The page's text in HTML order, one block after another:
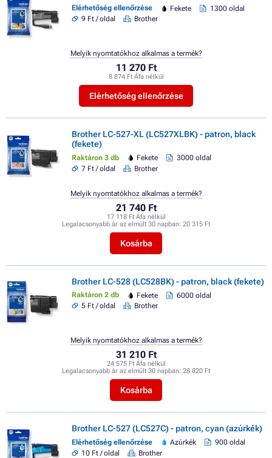
Elérhetőség ellenőrzése Fekete
1300 oldal
9 Ft / oldal
Brother
11 270 Ft
8 874 Ft Áfa nélkül
Elérhetőség ellenőrzése
Melyik nyomtatókhoz alkalmas a termék?
Brother LC-527-XL (LC527XLBK) - patron, black
(fekete)
Raktáron 3 db Fekete
3000 oldal
7 Ft / oldal
Brother
21 740 Ft
17 118 Ft Áfa nélkül
Legalacsonyabb ár az elmúlt 30 napban: 20 315 Ft
Kosárba
Melyik nyomtatókhoz alkalmas a termék?
Brother LC-528 (LC528BK) - patron, black (fekete)
Raktáron 2 db Fekete
6000 oldal
5 Ft / oldal
Brother
31 210 Ft
24 575 Ft Áfa nélkül
Legalacsonyabb ár az elmúlt 30 napban: 28 820 Ft
Kosárba
Melyik nyomtatókhoz alkalmas a termék?
Brother LC-527 (LC527C) - patron, cyan (azúrkék)
Elérhetőség ellenőrzése Azúrkék
900 oldal
10 Ft / oldal
Brother